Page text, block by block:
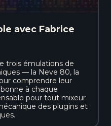
avec Fabrice
trois émulations de
— la Neve 80, la
comprendre leur
à chaque
pour tout mixeur
des plugins et